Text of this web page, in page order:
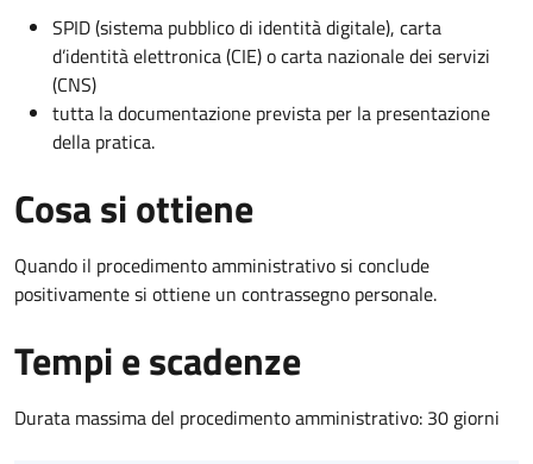
SPID (sistema pubblico di identità digitale), carta
d’identità elettronica (CIE) o carta nazionale dei servizi
(CNS)
tutta la documentazione prevista per la presentazione
della pratica.
Cosa si ottiene
Quando il procedimento amministrativo si conclude
positivamente si ottiene un contrassegno personale.
Tempi e scadenze
Durata massima del procedimento amministrativo: 30 giorni